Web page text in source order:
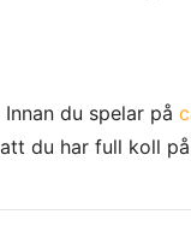
Innan du spelar på
att du har full koll